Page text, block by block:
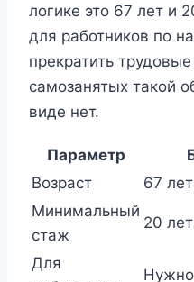
логике это 67 лет и
для работников по
прекратить
самозанятых такой
виде нет.
Параметр
Возраст
67 лет
Минимальный
стаж
20
Для
Нужно